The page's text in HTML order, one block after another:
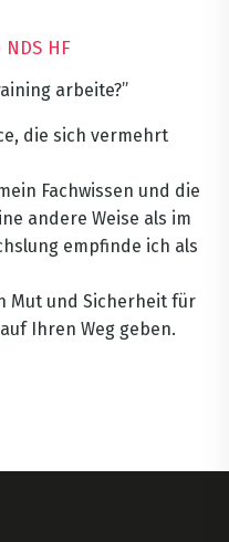
HF
arbeite?”
die sich vermehrt
Fachwissen und die
andere Weise als im
empfinde ich als
Mut und Sicherheit für
Ihren Weg geben.